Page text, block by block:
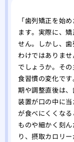
「歯列矯正を始
ます。実際に、
せん。しかし、
わけではありま
でしょうか。そ
食習慣の変化で
期や調整直後は
装置が口の中に
が食べにくくな
ものや細かく刻
り、摂取カロリ